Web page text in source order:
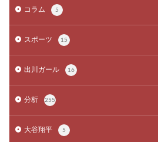
コラム 5
スポーツ 15
出川ガール 16
分析 255
大谷翔平 5